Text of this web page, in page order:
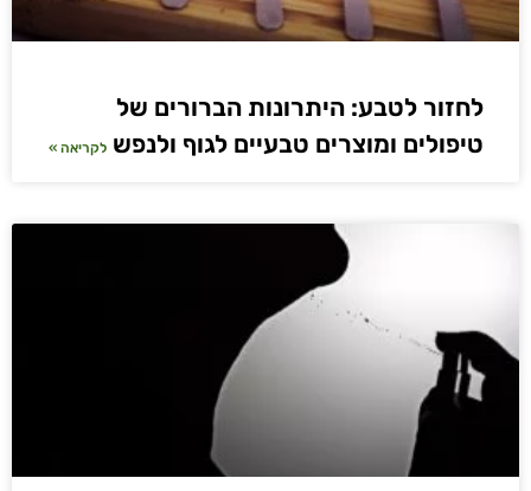
לחזור לטבע: היתרונות הברורים של
טיפולים ומוצרים טבעיים לגוף ולנפש לקריאה »